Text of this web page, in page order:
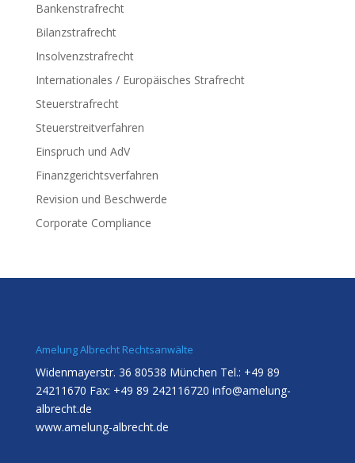
Bankenstrafrecht
Bilanzstrafrecht
Insolvenzstrafrecht
Internationales / Europäisches Strafrecht
Steuerstrafrecht
Steuerstreitverfahren
Einspruch und AdV
Finanzgerichtsverfahren
Revision und Beschwerde
Corporate Compliance
Amelung Albrecht Rechtsanwälte
Widenmayerstr. 36 80538 München Tel.: +49 89
24211670 Fax: +49 89 242116720 info@amelung-
albrecht.de
www.amelung-albrecht.de